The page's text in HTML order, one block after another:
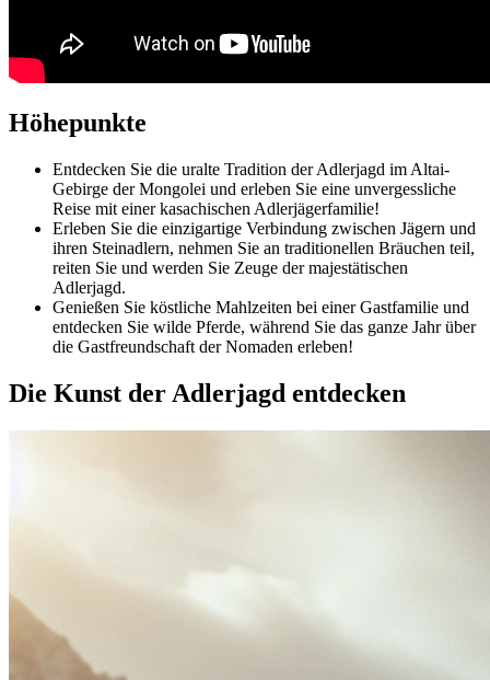
Höhepunkte
Entdecken Sie die uralte Tradition der Adlerjagd im Altai-
Gebirge der Mongolei und erleben Sie eine unvergessliche
Reise mit einer kasachischen Adlerjägerfamilie!
Erleben Sie die einzigartige Verbindung zwischen Jägern und
ihren Steinadlern, nehmen Sie an traditionellen Bräuchen teil,
reiten Sie und werden Sie Zeuge der majestätischen
Adlerjagd.
Genießen Sie köstliche Mahlzeiten bei einer Gastfamilie und
entdecken Sie wilde Pferde, während Sie das ganze Jahr über
die Gastfreundschaft der Nomaden erleben!
Die Kunst der Adlerjagd entdecken